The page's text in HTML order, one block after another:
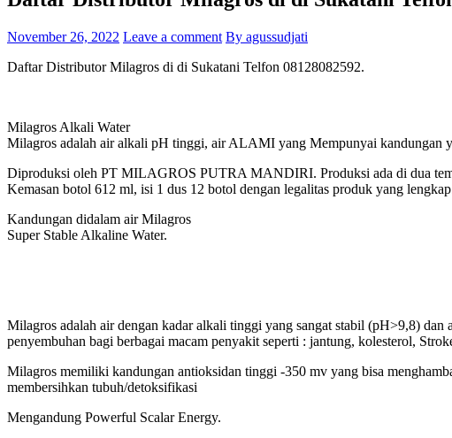
November 26, 2022 Leave a comment By agussudjati
Daftar Distributor Milagros di di Sukatani Telfon 08128082592.
Milagros Alkali Water
Milagros adalah air alkali pH tinggi, air ALAMI yang Mempunyai kandungan
Diproduksi oleh PT MILAGROS PUTRA MANDIRI. Produksi ada di dua
Kemasan botol 612 ml, isi 1 dus 12 botol dengan legalitas produk yang
Kandungan didalam air Milagros
Super Stable Alkaline Water.
Milagros adalah air dengan kadar alkali tinggi yang sangat stabil (pH>9,8) dan
penyembuhan bagi berbagai macam penyakit seperti : jantung, kolesterol,
Milagros memiliki kandungan antioksidan tinggi -350 mv yang bisa
membersihkan tubuh/detoksifikasi
Mengandung Powerful Scalar Energy.